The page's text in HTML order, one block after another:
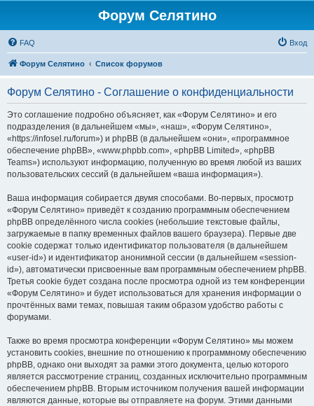
Форум Селятино
FAQ Вход
Форум Селятино Список форумов
Форум Селятино - Соглашение о конфиденциальности
Это соглашение подробно объясняет, как «Форум Селятино» и его
подразделения (в дальнейшем «мы», «наш», «Форум Селятино»,
«https://infosel.ru/forum») и phpBB (в дальнейшем «они», «программное
обеспечение phpBB», «www.phpbb.com», «phpBB Limited», «phpBB
Teams») используют информацию, полученную во время любой из ваших
пользовательских сессий (в дальнейшем «ваша информация»).
Ваша информация собирается двумя способами. Во-первых, просмотр
«Форум Селятино» приведёт к созданию программным обеспечением
phpBB определённого числа cookies (небольшие текстовые файлы,
загружаемые в папку временных файлов вашего браузера). Первые две
cookie содержат только идентификатор пользователя (в дальнейшем
«user-id») и идентификатор анонимной сессии (в дальнейшем «session-
id»), автоматически присвоенные вам программным обеспечением phpBB.
Третья cookie будет создана после просмотра одной из тем конференции
«Форум Селятино» и будет использоваться для хранения информации о
прочтённых вами темах, повышая таким образом удобство работы с
форумами.
Также во время просмотра конференции «Форум Селятино» мы можем
установить cookies, внешние по отношению к программному обеспечению
phpBB, однако они выходят за рамки этого документа, целью которого
является рассмотрение страниц, созданных исключительно программным
обеспечением phpBB. Вторым источником получения вашей информации
являются данные, которые вы отправляете на форум. Этими данными